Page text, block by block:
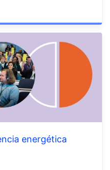
energética